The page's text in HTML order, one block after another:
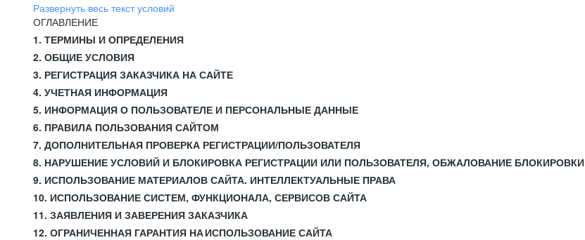
Развернуть весь текст условий
ОГЛАВЛЕНИЕ
1. ТЕРМИНЫ И ОПРЕДЕЛЕНИЯ
2. ОБЩИЕ УСЛОВИЯ
3. РЕГИСТРАЦИЯ ЗАКАЗЧИКА НА САЙТЕ
4. УЧЕТНАЯ ИНФОРМАЦИЯ
5. ИНФОРМАЦИЯ О ПОЛЬЗОВАТЕЛЕ И ПЕРСОНАЛЬНЫЕ ДАННЫЕ
6. ПРАВИЛА ПОЛЬЗОВАНИЯ САЙТОМ
7. ДОПОЛНИТЕЛЬНАЯ ПРОВЕРКА РЕГИСТРАЦИИ/ПОЛЬЗОВАТЕЛЯ
8. НАРУШЕНИЕ УСЛОВИЙ И БЛОКИРОВКА РЕГИСТРАЦИИ ИЛИ ПОЛЬЗОВАТЕЛЯ, ОБЖАЛОВАНИЕ БЛОКИРОВКИ
9. ИСПОЛЬЗОВАНИЕ МАТЕРИАЛОВ САЙТА. ИНТЕЛЛЕКТУАЛЬНЫЕ ПРАВА
10. ИСПОЛЬЗОВАНИЕ СИСТЕМ, ФУНКЦИОНАЛА, СЕРВИСОВ САЙТА
11. ЗАЯВЛЕНИЯ И ЗАВЕРЕНИЯ ЗАКАЗЧИКА
12. ОГРАНИЧЕННАЯ ГАРАНТИЯ НА ИСПОЛЬЗОВАНИЕ САЙТА